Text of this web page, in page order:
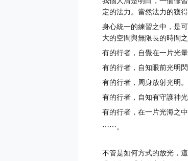
我個人清楚明白，一個修
定的法力。當然法力的獲
身心統一的練習之中，是
大的空間與無限長的時間之
有的行者，自覺在一片光暈
有的行者，自知眼前光明閃
有的行者，周身放射光明。
有的行者，自知有守護神光
有的行者，在一片光海之中
⋯⋯。
不管是如何方式的放光，